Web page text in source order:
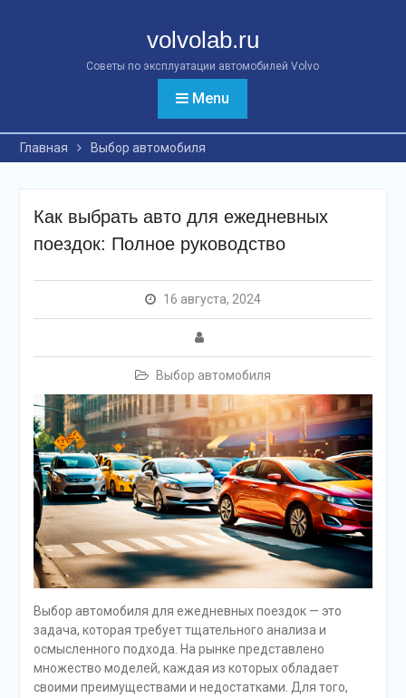
volvolab.ru
Советы по эксплуатации автомобилей Volvo
Menu
Главная Выбор автомобиля
Как выбрать авто для ежедневных
поездок: Полное руководство
16 августа, 2024
Выбор автомобиля
Выбор автомобиля для ежедневных поездок — это
задача, которая требует тщательного анализа и
осмысленного подхода. На рынке представлено
множество моделей, каждая из которых обладает
своими преимуществами и недостатками. Для того,